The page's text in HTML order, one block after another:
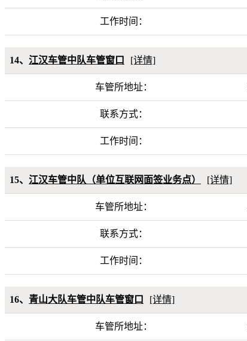
工作时间：
14、 江汉车管中队车管窗口 [详情]
车管所地址：
联系方式：
工作时间：
15、 江汉车管中队（单位互联网面签业务点） [详情]
车管所地址：
联系方式：
工作时间：
16、 青山大队车管中队车管窗口 [详情]
车管所地址：